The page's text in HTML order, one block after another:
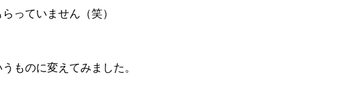
っていません（笑）
ものに変えてみました。